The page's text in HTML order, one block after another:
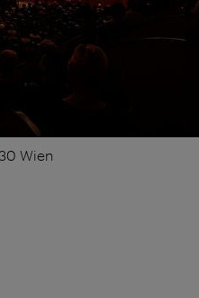
Wien